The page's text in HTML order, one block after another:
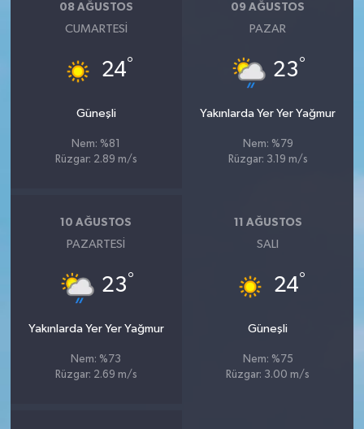
08 AĞUSTOS
CUMARTESI
24°
Güneşli
Nem: %81
Rüzgar: 2.89 m/s
09 AĞUSTOS
PAZAR
23°
Yakınlarda Yer Yer Yağmur
Nem: %79
Rüzgar: 3.19 m/s
10 AĞUSTOS
PAZARTESI
23°
Yakınlarda Yer Yer Yağmur
Nem: %73
Rüzgar: 2.69 m/s
11 AĞUSTOS
SALI
24°
Güneşli
Nem: %75
Rüzgar: 3.00 m/s